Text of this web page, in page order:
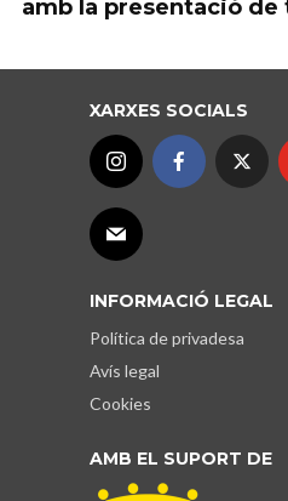
amb la presentació
XARXES SOCIALS
INFORMACIÓ LEGAL
Política de privadesa
Avís legal
Cookies
AMB EL SUPORT DE